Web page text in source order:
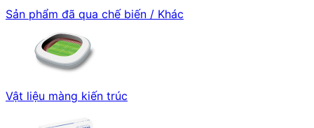
Sản phẩm đã qua chế biến / Khác
Vật liệu màng kiến trúc